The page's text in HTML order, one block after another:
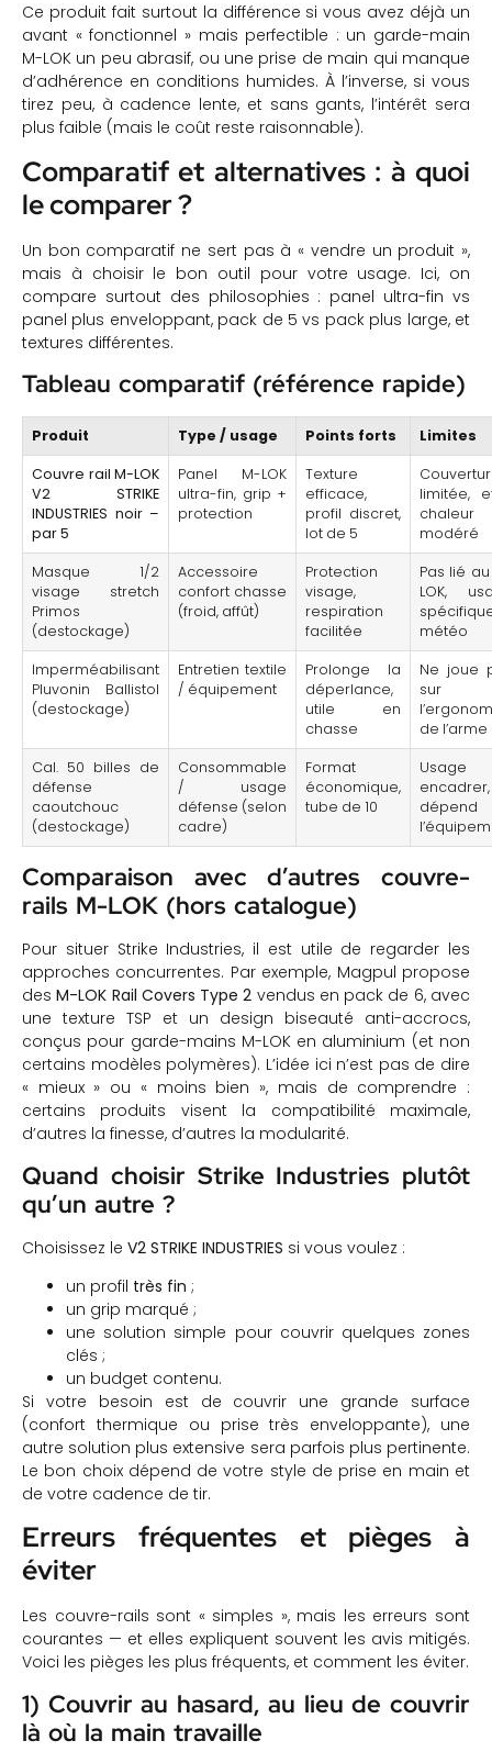
Ce produit fait surtout la différence si vous avez déjà un
avant « fonctionnel » mais perfectible : un garde-main
M-LOK un peu abrasif, ou une prise de main qui manque
d’adhérence en conditions humides. À l’inverse, si vous
tirez peu, à cadence lente, et sans gants, l’intérêt sera
plus faible (mais le coût reste raisonnable).
Comparatif et alternatives : à quoi
le comparer ?
Un bon comparatif ne sert pas à « vendre un produit »,
mais à choisir le bon outil pour votre usage. Ici, on
compare surtout des philosophies : panel ultra-fin vs
panel plus enveloppant, pack de 5 vs pack plus large, et
textures différentes.
Tableau comparatif (référence rapide)
Produit Type / usage Points forts Limites
Couvre rail M-LOK
V2 STRIKE
INDUSTRIES noir –
par 5
Panel M-LOK
ultra-fin, grip +
protection
Texture
efficace,
profil discret,
lot de 5
limitée,
chaleur
modéré
Masque 1/2
visage stretch
Primos
(destockage)
Accessoire
confort chasse
(froid, affût)
Protection
visage,
respiration
facilitée
Pas lié
LOK,
météo
Imperméabilisant
Pluvonin Ballistol
(destockage)
Entretien textile
/ équipement
Prolonge la
déperlance,
utile en
chasse
Ne joue
sur
de l’arme
Cal. 50 billes de
défense
caoutchouc
(destockage)
Consommable
/ usage
défense (selon
cadre)
Format
économique,
tube de 10
encadrer,
dépend
Comparaison avec d’autres couvre-
rails M-LOK (hors catalogue)
Pour situer Strike Industries, il est utile de regarder les
approches concurrentes. Par exemple, Magpul propose
desM-LOK Rail Covers Type 2 vendus en pack de 6, avec
une texture TSP et un design biseauté anti-accrocs,
conçus pour garde-mains M-LOK en aluminium (et non
certains modèles polymères). L’idée ici n’est pas de dire
« mieux » ou « moins bien », mais de comprendre :
certains produits visent la compatibilité maximale,
d’autres la finesse, d’autres la modularité.
Quand choisir Strike Industries plutôt
qu’un autre ?
Choisissez le V2 STRIKE INDUSTRIES si vous voulez :
un profil très fin ;
un grip marqué ;
une solution simple pour couvrir quelques zones
clés ;
un budget contenu.
Si votre besoin est de couvrir une grande surface
(confort thermique ou prise très enveloppante), une
autre solution plus extensive sera parfois plus pertinente.
Le bon choix dépend de votre style de prise en main et
de votre cadence de tir.
Erreurs fréquentes et pièges à
éviter
Les couvre-rails sont « simples », mais les erreurs sont
courantes — et elles expliquent souvent les avis mitigés.
Voici les pièges les plus fréquents, et comment les éviter.
1) Couvrir au hasard, au lieu de couvrir
là où la main travaille